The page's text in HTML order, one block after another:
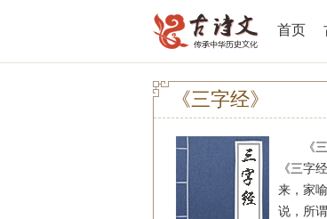
首页
《三字经》
《三字
《三字
来，家
说，所